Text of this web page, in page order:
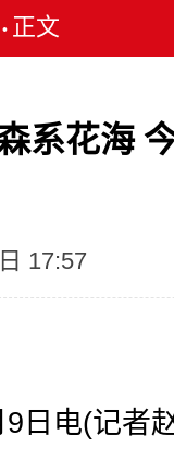
• 正文
系花海
17:57
电(记者